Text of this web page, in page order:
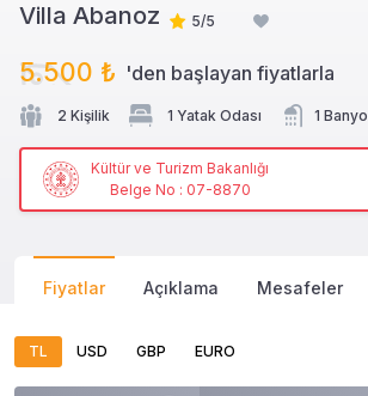
Villa Abanoz 5/5
5.500 ₺ 'den başlayan fiyatlarla
2 Kişilik 1 Yatak Odası 1 Banyo
Kültür ve Turizm Bakanlığı
Belge No : 07-8870
Fiyatlar Açıklama Mesafeler
TL USD GBP EURO